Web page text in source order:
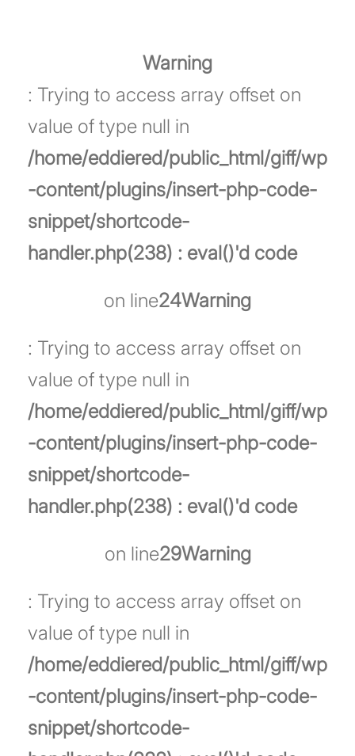
Warning
: Trying to access array offset on
value of type null in
/home/eddiered/public_html/giff/wp
-content/plugins/insert-php-code-
snippet/shortcode-
handler.php(238) : eval()'d code
on line24Warning
: Trying to access array offset on
value of type null in
/home/eddiered/public_html/giff/wp
-content/plugins/insert-php-code-
snippet/shortcode-
handler.php(238) : eval()'d code
on line29Warning
: Trying to access array offset on
value of type null in
/home/eddiered/public_html/giff/wp
-content/plugins/insert-php-code-
snippet/shortcode-